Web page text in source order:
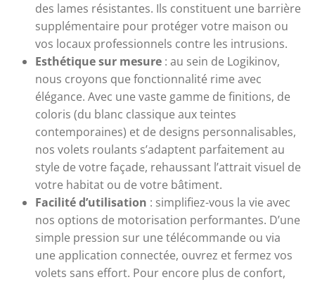
des lames résistantes. Ils constituent une barrière
supplémentaire pour protéger votre maison ou
vos locaux professionnels contre les intrusions.
Esthétique sur mesure : au sein de Logikinov,
nous croyons que fonctionnalité rime avec
élégance. Avec une vaste gamme de finitions, de
coloris (du blanc classique aux teintes
contemporaines) et de designs personnalisables,
nos volets roulants s’adaptent parfaitement au
style de votre façade, rehaussant l’attrait visuel de
votre habitat ou de votre bâtiment.
Facilité d’utilisation : simplifiez-vous la vie avec
nos options de motorisation performantes. D’une
simple pression sur une télécommande ou via
une application connectée, ouvrez et fermez vos
volets sans effort. Pour encore plus de confort,